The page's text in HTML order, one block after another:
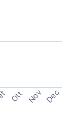
Ott Nov Dec